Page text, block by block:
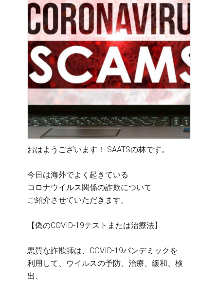
おはようございます！ SAATSの林です。
今日は海外でよく起きている
コロナウイルス関係の詐欺について
ご紹介させていただきます。
【偽のCOVID-19テストまたは治療法】
悪質な詐欺師は、COVID-19パンデミックを
利用して、ウイルスの予防、治療、緩和、検
出、